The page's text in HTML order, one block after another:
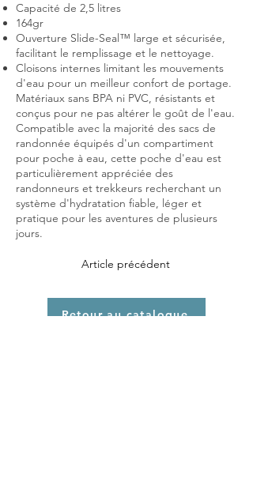
Capacité de 2,5 litres
164gr
Ouverture Slide-Seal™ large et sécurisée,
facilitant le remplissage et le nettoyage.
Cloisons internes limitant les mouvements
d'eau pour un meilleur confort de portage.
Matériaux sans BPA ni PVC, résistants et
conçus pour ne pas altérer le goût de l'eau.
Compatible avec la majorité des sacs de
randonnée équipés d'un compartiment
pour poche à eau, cette poche d'eau est
particulièrement appréciée des
randonneurs et trekkeurs recherchant un
système d'hydratation fiable, léger et
pratique pour les aventures de plusieurs
jours.
Article précédent
Retour au catalogue